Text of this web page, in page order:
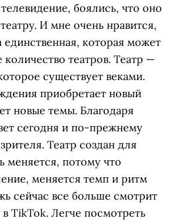
боялись, что оно
И мне очень нравится,
единственная, которая может
количество театров. Театр —
существует веками.
приобретает новый
новые темы. Благодаря
сегодня и по-прежнему
Театр создан для
меняется, потому что
меняется темп и ритм
сейчас все больше смотрит
TikTok. Легче посмотреть